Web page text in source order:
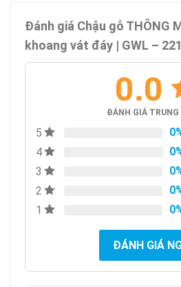
Đánh giá Chậu gỗ THÔNG
khoang vát đáy | GWL –
0.0
ĐÁNH GIÁ TRUNG
5
4
3
2
1
ĐÁNH GIÁ